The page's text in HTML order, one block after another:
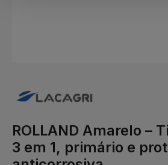
ROLLAND Amarelo –
3 em 1, primário e